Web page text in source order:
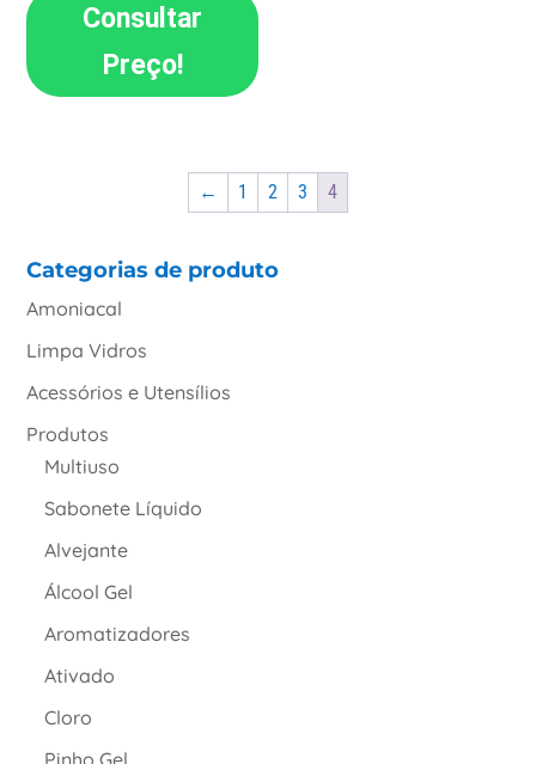
Consultar
Preço!
← 1 2 3 4
Categorias de produto
Amoniacal
Limpa Vidros
Acessórios e Utensílios
Produtos
Multiuso
Sabonete Líquido
Alvejante
Álcool Gel
Aromatizadores
Ativado
Cloro
Pinho Gel